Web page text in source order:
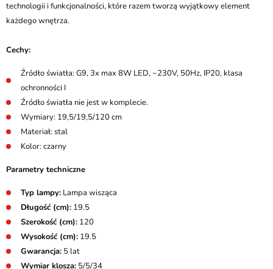
technologii i funkcjonalności, które razem tworzą wyjątkowy element
każdego wnętrza.
Cechy:
Źródło światła: G9, 3x max 8W LED, ~230V, 50Hz, IP20, klasa
ochronności I
Źródło światła nie jest w komplecie.
Wymiary: 19,5/19,5/120 cm
Materiał: stal
Kolor: czarny
Parametry techniczne
Typ lampy: Lampa wisząca
Długość (cm): 19.5
Szerokość (cm): 120
Wysokość (cm): 19.5
Gwarancja: 5 lat
Wymiar klosza: 5/5/34